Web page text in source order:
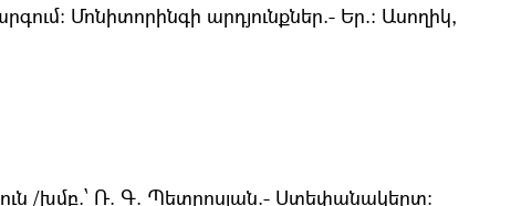
Մոնիտորինգի արդյունքներ.- Եր.։ Ասողիկ,
/խմբ.՝ Ռ. Գ. Պետրոսյան.- Ստեփանակերտ: